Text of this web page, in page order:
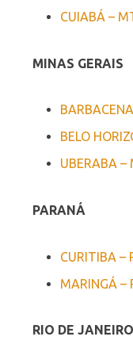
CUIABÁ –
MINAS GERAIS
BELO
UBERABA –
PARANÁ
CURITIBA –
MARINGÁ –
RIO DE JANEIRO